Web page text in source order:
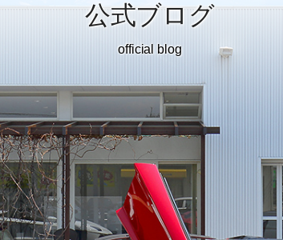
公式ブログ
official blog